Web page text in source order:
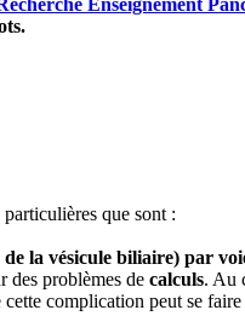
Enseignement
que sont :
la vésicule biliaire) par
des problèmes de calculs. Au
complication peut se